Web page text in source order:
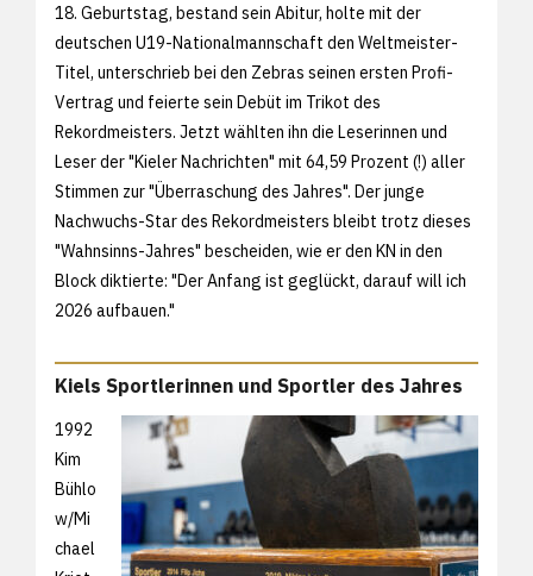
18. Geburtstag, bestand sein Abitur, holte mit der
deutschen U19-Nationalmannschaft den Weltmeister-
Titel, unterschrieb bei den Zebras seinen ersten Profi-
Vertrag und feierte sein Debüt im Trikot des
Rekordmeisters. Jetzt wählten ihn die Leserinnen und
Leser der "Kieler Nachrichten" mit 64,59 Prozent (!) aller
Stimmen zur "Überraschung des Jahres". Der junge
Nachwuchs-Star des Rekordmeisters bleibt trotz dieses
"Wahnsinns-Jahres" bescheiden, wie er den KN in den
Block diktierte: "Der Anfang ist geglückt, darauf will ich
2026 aufbauen."
Kiels Sportlerinnen und Sportler des Jahres
1992
Kim
Bühlo
w/Mi
chael